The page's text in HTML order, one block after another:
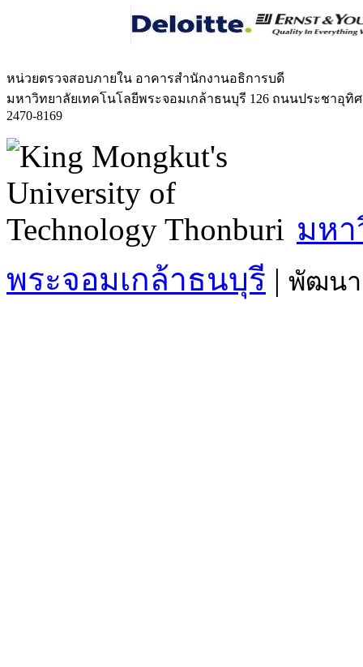
หน่วยตรวจสอบภายใน อาคารสำนักงานอธิการบดี
มหาวิทยาลัยเทคโนโลยีพระจอมเกล้าธนบุรี 126 ถนนประชาอุทิ
2470-8169
มหา
พระจอมเกล้าธนบุรี | พัฒน